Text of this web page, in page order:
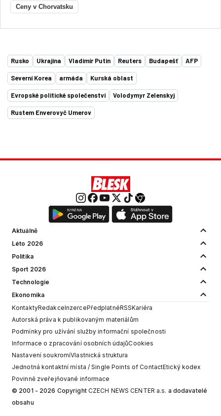
Ceny v Chorvatsku
Rusko Ukrajina Vladimir Putin Reuters Budapešť AFP
Severní Korea armáda Kurská oblast
Evropské politické společenství Volodymyr Zelenskyj
Rustem Enverovyč Umerov
Aktuálně
Léto 2026
Politika
Sport 2026
Technologie
Ekonomika
KontaktyRedakceInzercePředplatnéRSSKariéra
Autorská práva k publikovaným materiálům
Podmínky pro užívání služby informační společnosti
Informace o zpracování osobních údajůCookies
Nastavení soukromíVlastnická struktura
Jednotná kontaktní místa / Single Points of ContactEtický kodex
Povinně zveřejňované informace
© 2001 - 2026 Copyright CZECH NEWS CENTER a.s. a dodavatelé
obsahu